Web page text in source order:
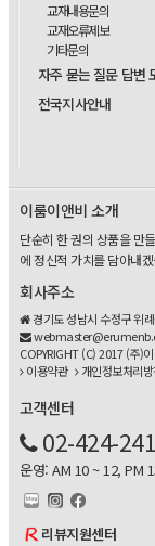
교재내용문의
교재오류제보
기타문의
자주 묻는 질문 답변
전국지사안내
이룸이앤비 소개
단순히 한 권의 상품을 만
에 정신적 가치를 담아내
회사주소
경기도 성남시 수정구 위
COPYRIGHT (C) 2017 (주)
이용약관
개인정보처리방
고객센터
02-424-
운영: AM 10 ~ 12, PM
리뷰지원센터